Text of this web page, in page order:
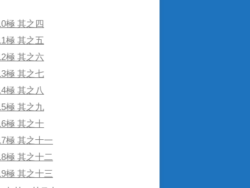
極 其之四
極 其之五
極 其之六
極 其之七
極 其之八
極 其之九
極 其之十
極 其之十一
極 其之十二
極 其之十三